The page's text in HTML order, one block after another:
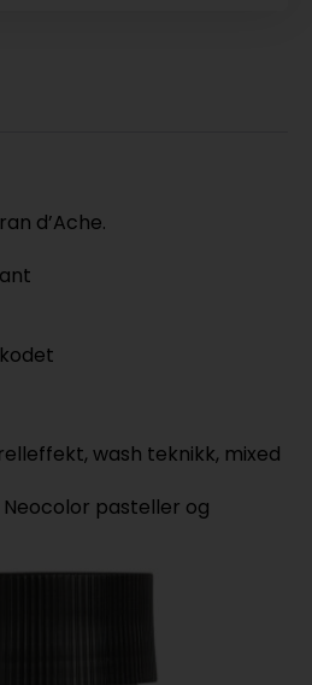
d’Ache.
wash teknikk, mixed
pasteller og